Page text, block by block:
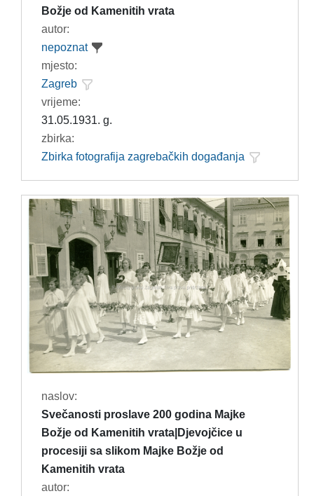
Božje od Kamenitih vrata
autor:
nepoznat
mjesto:
Zagreb
vrijeme:
31.05.1931. g.
zbirka:
Zbirka fotografija zagrebačkih događanja
naslov:
Svečanosti proslave 200 godina Majke
Božje od Kamenitih vrata|Djevojčice u
procesiji sa slikom Majke Božje od
Kamenitih vrata
autor: